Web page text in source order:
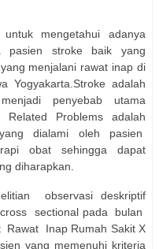
untuk mengetahui
adanya
pasien stroke baik yang
menjalani rawat inap di
Yogyakarta.Stroke adalah
penyebab utama
Problems adalah
yang dialami oleh
pasien
obat sehingga dapat
diharapkan.
observasi deskriptif
sectional pada
bulan
Rawat
Inap Rumah Sakit X
yang memenuhi kriteria